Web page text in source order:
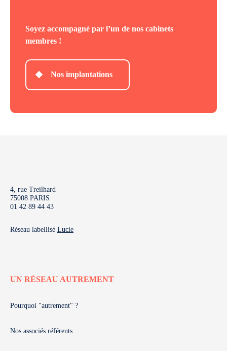
Soyez accompagné par l’un de nos cabinets
membres !
Nos implantations
4, rue Treilhard
75008 PARIS
01 42 89 44 43
Réseau labellisé Lucie
UN RÉSEAU AUTREMENT
Pourquoi "autrement" ?
Nos associés référents